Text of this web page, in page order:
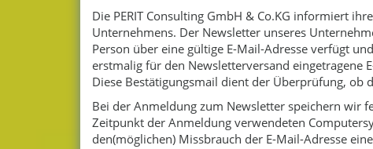
Die PERIT Consulting GmbH & Co.KG informiert
Unternehmens. Der Newsletter unseres
Person über eine gültige E-Mail-Adresse verfügt
erstmalig für den Newsletterversand eingetragene
Diese Bestätigungsmail dient der Überprüfung, ob
Bei der Anmeldung zum Newsletter speichern wir
Zeitpunkt der Anmeldung verwendeten
den(möglichen) Missbrauch der E-Mail-Adresse